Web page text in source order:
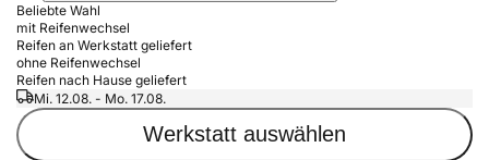
Beliebte Wahl
mit Reifenwechsel
Reifen an Werkstatt geliefert
ohne Reifenwechsel
Reifen nach Hause geliefert
Mi. 12.08. - Mo. 17.08.
Werkstatt auswählen